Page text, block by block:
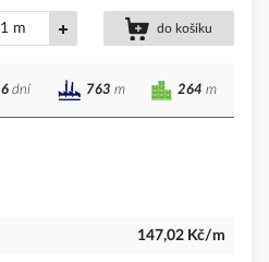
m do košíku
264 m
6 dní 763 m
147,02 Kč/m